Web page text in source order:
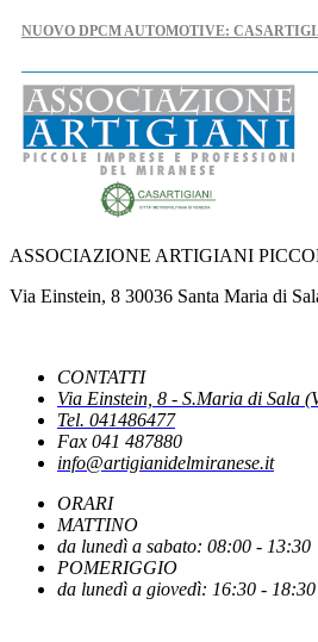
NUOVO DPCM AUTOMOTIVE:
IPERAMMORTAMENTO: AL VIA SUL
NUOVE REGOLE EUROPEE CONTRO
ACCONCIATURA ED ESTETICA: ATTESA
UNATRAS REVOCA DEFINITIVAMENTE
CARO GASOLIO: PUBBLICATE IN
ASSOCIAZIONE ARTIGIANI
Via Einstein, 8 30036 Santa Maria di
CONTATTI
Via Einstein, 8 - S.Maria di Sala
Tel. 041486477
Fax 041 487880
info@artigianidelmiranese.it
ORARI
MATTINO
da lunedì a sabato: 08:00 - 13:30
POMERIGGIO
da lunedì a giovedì: 16:30 - 18:30